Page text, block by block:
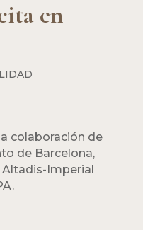
en
colaboración de
de Barcelona,
Altadis-Imperial